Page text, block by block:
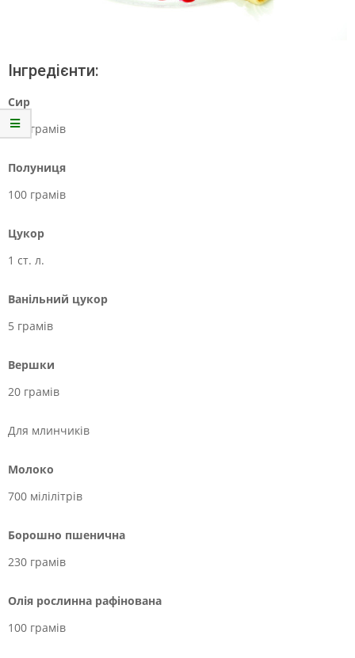
Інгредієнти:
Сир
100 грамів
Полуниця
100 грамів
Цукор
1 ст. л.
Ванільний цукор
5 грамів
Вершки
20 грамів
Для млинчиків
Молоко
700 мілілітрів
Борошно пшенична
230 грамів
Олія рослинна рафінована
100 грамів